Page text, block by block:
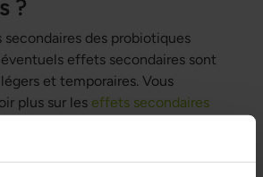
?
des probiotiques
éventuels effets secondaires sont
et temporaires. Vous
plus sur les effets secondaires